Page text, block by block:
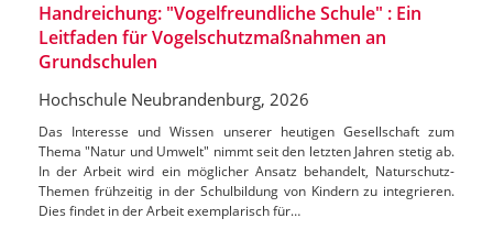
Handreichung: "Vogelfreundliche Schule" : Ein
Leitfaden für Vogelschutzmaßnahmen an
Grundschulen
Hochschule Neubrandenburg, 2026
Das Interesse und Wissen unserer heutigen Gesellschaft zum
Thema "Natur und Umwelt" nimmt seit den letzten Jahren stetig ab.
In der Arbeit wird ein möglicher Ansatz behandelt, Naturschutz-
Themen frühzeitig in der Schulbildung von Kindern zu integrieren.
Dies findet in der Arbeit exemplarisch für…